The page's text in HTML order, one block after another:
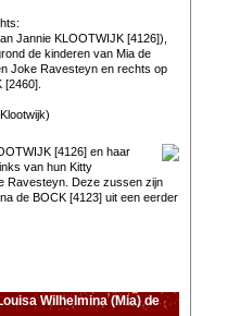
Jannie KLOOTWIJK [4126]),
de kinderen van Mia de
Joke Ravesteyn en rechts op
[4126] en haar
van hun Kitty
Ravesteyn. Deze zussen zijn
de BOCK [4123] uit een eerder
Wilhelmina (Mia) de